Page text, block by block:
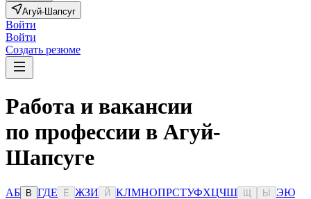
Агуй-Шапсуг
Войти
Войти
Создать резюме
Работа и вакансии
по профессии в Агуй-
Шапсуге
АБ В ГДЕ Ё ЖЗИ Й КЛМНОПРСТУФХЦЧШ Ы ЭЮ